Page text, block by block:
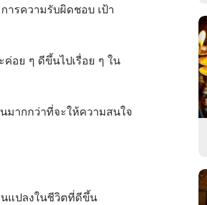
ารความรับผิดชอบ เป้า
อย ๆ ดีขึ้นไปเรื่อย ๆ ใน
มากกว่าที่จะให้ความสนใจ
นแปลงในชีวิตที่ดีขึ้น